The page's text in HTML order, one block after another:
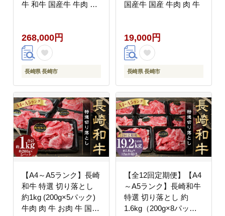
牛 和牛 国産牛 牛肉 お
県 長崎市 冷凍
268,000円
長崎県 長崎市
国産牛 国産 牛肉 肉 牛
19,000円
長崎県 長崎市
【A4～A5ランク】長崎
和牛 特選 切り落とし
約1kg (200g×5パック)
牛肉 肉 牛 お肉 牛 国産
【全12回定期便】【A4
～A5ランク】長崎和牛
特選 切り落とし 約
1.6kg（200g×8パッ